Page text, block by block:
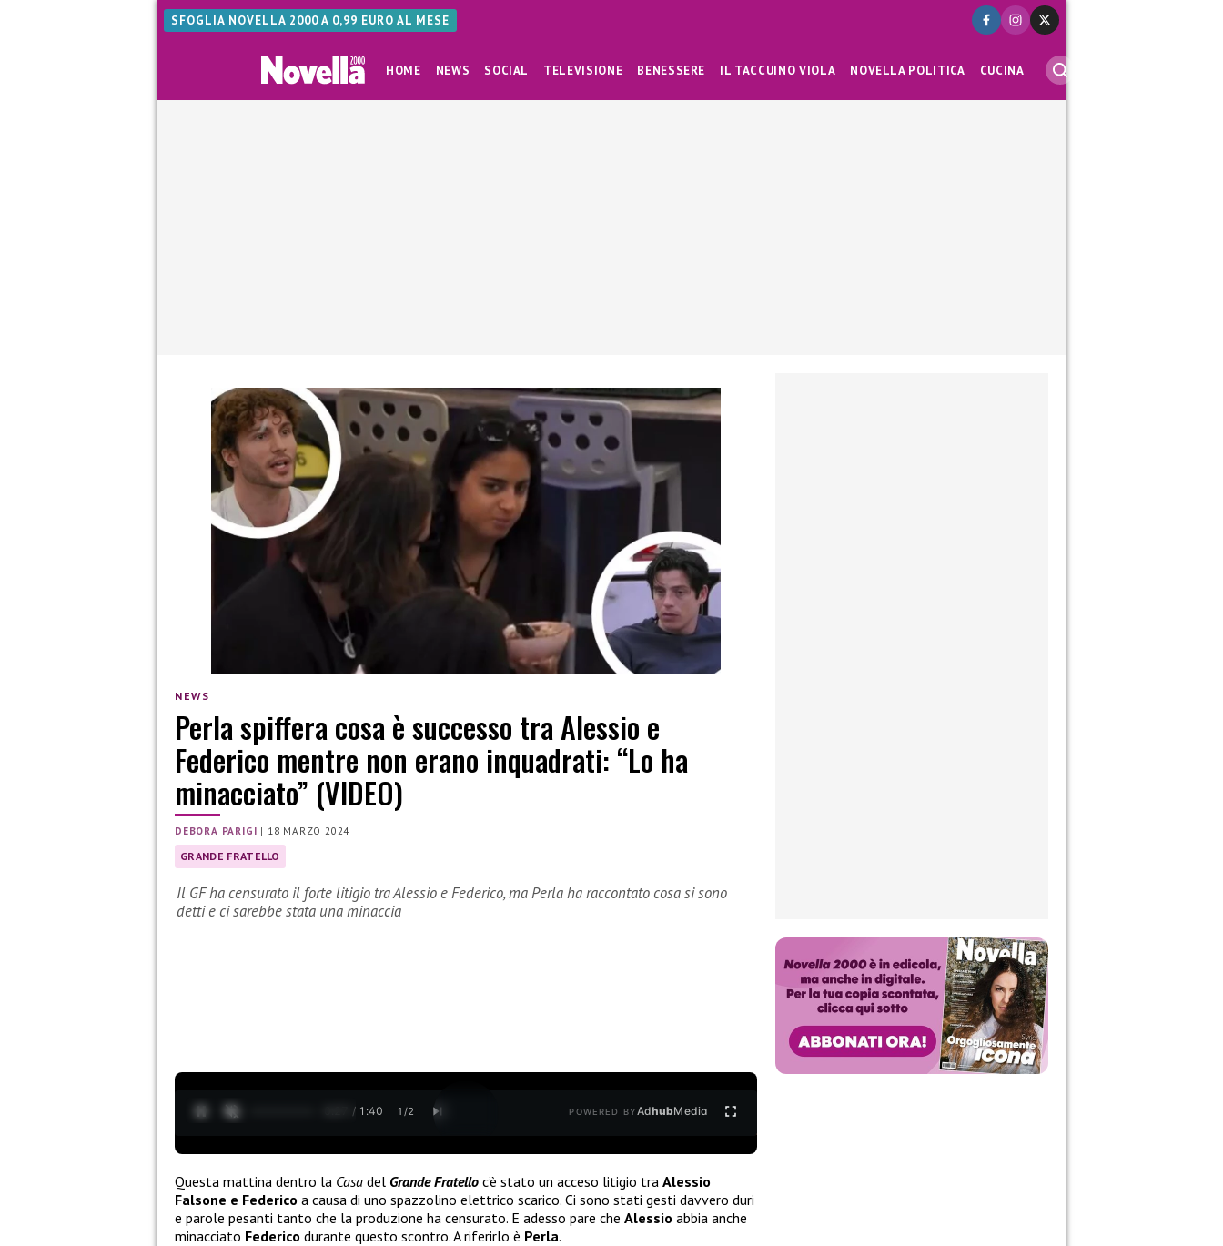
SFOGLIA NOVELLA 2000 A 0,99 EURO AL MESE
HOME NEWS SOCIAL TELEVISIONE BENESSERE IL TACCUINO VIOLA NOVELLA POLITICA CUCINA
NEWS
Perla spiffera cosa è successo tra Alessio e
Federico mentre non erano inquadrati: “Lo ha
minacciato” (VIDEO)
DEBORA PARIGI | 18 MARZO 2024
GRANDE FRATELLO
Il GF ha censurato il forte litigio tra Alessio e Federico, ma Perla ha raccontato cosa si sono
detti e ci sarebbe stata una minaccia
0:28 / 1:40 1 /2 POWERED BYAdhubMedia
Questa mattina dentro la Casa del Grande Fratello c’è stato un acceso litigio tra Alessio
Falsone e Federico a causa di uno spazzolino elettrico scarico. Ci sono stati gesti davvero duri
e parole pesanti tanto che la produzione ha censurato. E adesso pare che Alessio abbia anche
minacciato Federico durante questo scontro. A riferirlo è Perla.